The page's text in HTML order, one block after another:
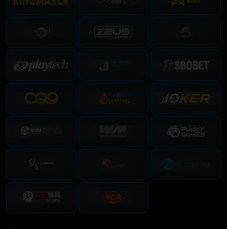
3787
12 : 51 : 53
0588
02 : 16 : 53
NEW YORK EVENING
1896
10 : 16 : 53
NORTH CAROLINA DAY
6936
02 : 51 : 53
CAROLINA EVENING
6880
GEORGIA EVENING
4668
GEORGIA NIGHT
3227
GEORGIA MIDDAY